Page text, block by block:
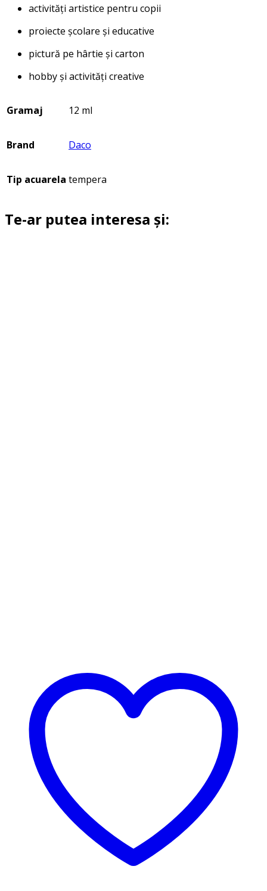
activități artistice pentru copii
proiecte școlare și educative
pictură pe hârtie și carton
hobby și activități creative
Gramaj 12 ml
Brand Daco
Tip acuarela tempera
Te-ar putea interesa și: